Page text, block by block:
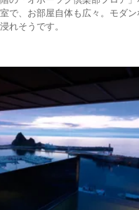
で、お部屋自体も広々。モダ
れそうです。